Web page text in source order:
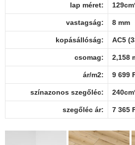
lap méret:
vastagság: 8 mm
kopásállóság: AC5
csomag: 2,158
ár/m2: 9 699
színazonos szegőléc:
szegőléc ár: 7 365